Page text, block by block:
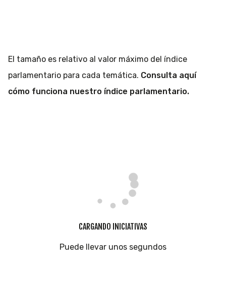
El tamaño es relativo al valor máximo del índice
parlamentario para cada temática. Consulta aquí
cómo funciona nuestro índice parlamentario.
CARGANDO INICIATIVAS
Puede llevar unos segundos